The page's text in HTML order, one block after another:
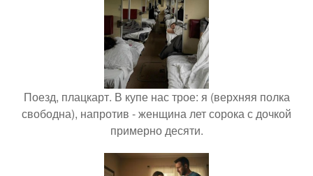
Поезд, плацкарт. В купе нас трое: я (верхняя полка
свободна), напротив - женщина лет сорока с дочкой
примерно десяти.